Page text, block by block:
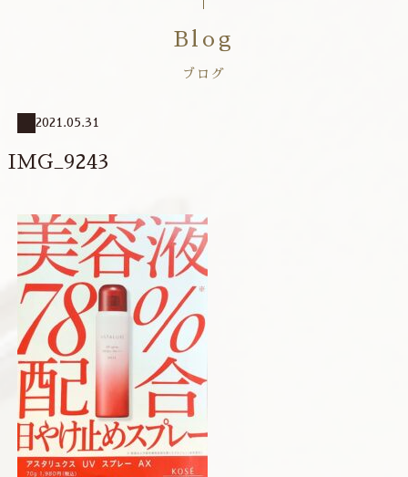
Blog
ブログ
2021.05.31
IMG_9243